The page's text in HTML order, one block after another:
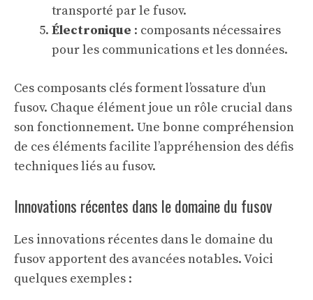
transporté par le fusov.
Électronique : composants nécessaires
pour les communications et les données.
Ces composants clés forment l’ossature d’un
fusov. Chaque élément joue un rôle crucial dans
son fonctionnement. Une bonne compréhension
de ces éléments facilite l’appréhension des défis
techniques liés au fusov.
Innovations récentes dans le domaine du fusov
Les innovations récentes dans le domaine du
fusov apportent des avancées notables. Voici
quelques exemples :